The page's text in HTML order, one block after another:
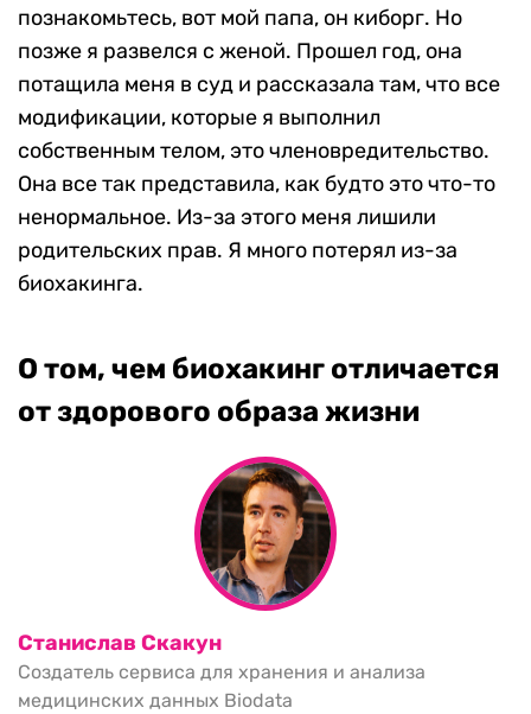
познакомьтесь, вот мой папа, он киборг. Но
позже я развелся с женой. Прошел год, она
потащила меня в суд и рассказала там, что все
модификации, которые я выполнил
собственным телом, это членовредительство.
Она все так представила, как будто это что-то
ненормальное. Из-за этого меня лишили
родительских прав. Я много потерял из-за
биохакинга.
О том, чем биохакинг отличается
от здорового образа жизни
Станислав Скакун
Создатель сервиса для хранения и анализа
медицинских данных Biodata